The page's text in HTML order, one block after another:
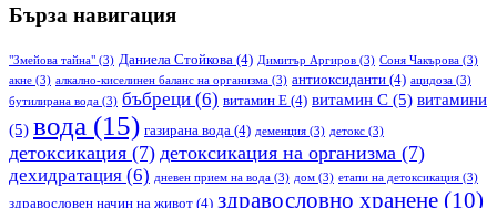
Бърза навигация
"Змейова тайна" (3) Даниела Стойкова (4) Димитър Аргиров (3) Соня Чакърова (3)
акне (3) алкално-киселинен баланс на организма (3) антиоксиданти (4) ацидоза (3)
бутилирана вода (3) бъбреци (6) витамин Е (4) витамин С (5) витамини
(5) вода (15) газирана вода (4) деменция (3) детокс (3)
детоксикация (7) детоксикация на организма (7)
дехидратация (6) дневен прием на вода (3) дом (3) етапи на детоксикация (3)
здравословен начин на живот (4) здравословно хранене (10)